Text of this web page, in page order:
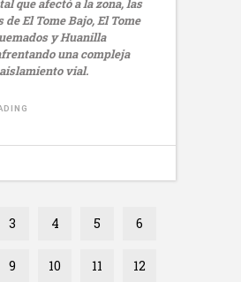
El Tome Bajo, El Tome
y Huanilla
una compleja
vial.
3 4 5 6
9 10 11 12